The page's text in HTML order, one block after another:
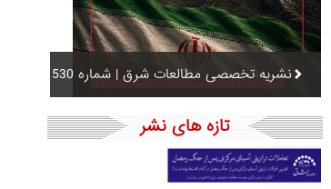
نشریه تخصصی مطالعات شرق | شماره 530
تازه های نشر